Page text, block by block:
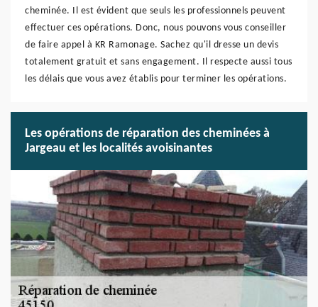
cheminée. Il est évident que seuls les professionnels peuvent
effectuer ces opérations. Donc, nous pouvons vous conseiller
de faire appel à KR Ramonage. Sachez qu'il dresse un devis
totalement gratuit et sans engagement. Il respecte aussi tous
les délais que vous avez établis pour terminer les opérations.
Les opérations de réparation des cheminées à
Jargeau et les localités avoisinantes